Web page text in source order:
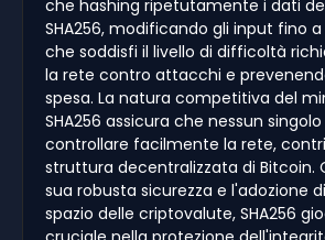
che hashing ripetutamente i dati
SHA256, modificando gli input fino
che soddisfi il livello di difficoltà
la rete contro attacchi e
spesa. La natura competitiva del
SHA256 assicura che nessun
controllare facilmente la rete,
struttura decentralizzata di Bitcoin.
sua robusta sicurezza e l'adozione
spazio delle criptovalute, SHA256